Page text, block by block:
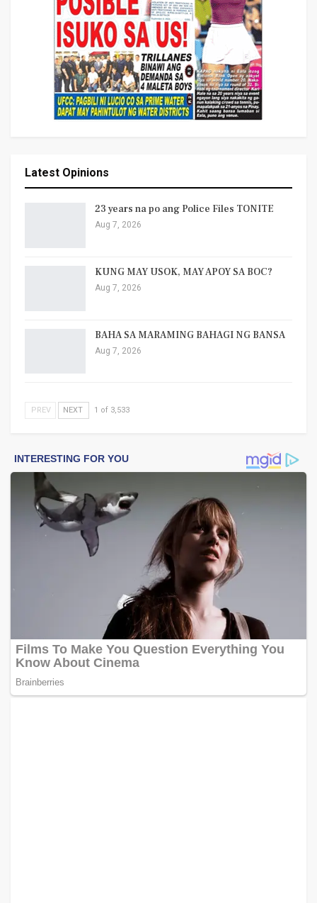
Latest Opinions
23 years na po ang Police Files TONITE
Aug 7, 2026
KUNG MAY USOK, MAY APOY SA BOC?
Aug 7, 2026
BAHA SA MARAMING BAHAGI NG BANSA
Aug 7, 2026
PREV NEXT 1 of 3,533